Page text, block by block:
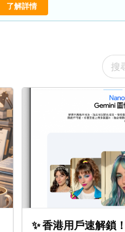
了解詳情
✨ 香港用戶速解鎖